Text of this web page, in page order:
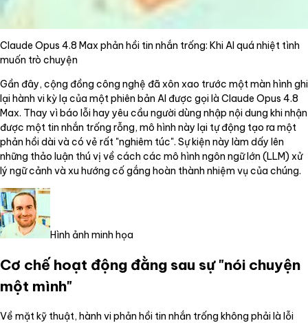
Claude Opus 4.8 Max phản hồi tin nhắn trống: Khi AI quá nhiệt tình
muốn trò chuyện
Gần đây, cộng đồng công nghệ đã xôn xao trước một màn hình ghi
lại hành vi kỳ lạ của một phiên bản AI được gọi là Claude Opus 4.8
Max. Thay vì báo lỗi hay yêu cầu người dùng nhập nội dung khi nhận
được một tin nhắn trống rỗng, mô hình này lại tự động tạo ra một
phản hồi dài và có vẻ rất "nghiêm túc". Sự kiện này làm dấy lên
những thảo luận thú vị về cách các mô hình ngôn ngữ lớn (LLM) xử
lý ngữ cảnh và xu hướng cố gắng hoàn thành nhiệm vụ của chúng.
Hình ảnh minh họa
Cơ chế hoạt động đằng sau sự "nói chuyện
một mình"
Về mặt kỹ thuật, hành vi phản hồi tin nhắn trống không phải là lỗi